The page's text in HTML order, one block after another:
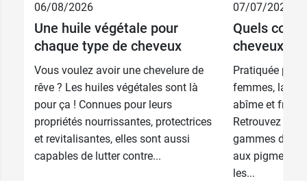
3,99 €
19,99 €
06/08/2026
Une huile végétale pour
chaque type de cheveux
Vous voulez avoir une chevelure de
rêve ? Les huiles végétales sont là
pour ça ! Connues pour leurs
propriétés nourrissantes, protectrices
et revitalisantes, elles sont aussi
capables de lutter contre...
07/07/2026
Quels
cheveux
Pratiquée par
femmes, la
abîme et
Retrouvez sur
gammes de
aux pigments
les...